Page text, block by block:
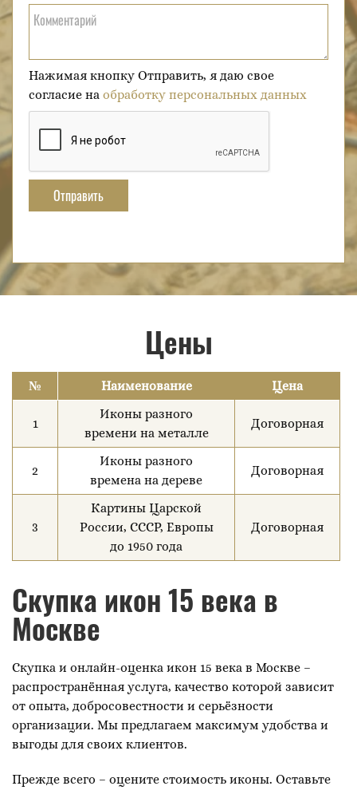
Комментарий
Нажимая кнопку Отправить, я даю свое
согласие на обработку персональных данных
Отправить
Цены
№ Наименование Цена
1
Иконы разного
времени на металле
Договорная
2
Иконы разного
времена на дереве
Договорная
3
Картины Царской
России, СССР, Европы
до 1950 года
Договорная
Скупка икон 15 века в
Москве
Скупка и онлайн-оценка икон 15 века в Москве –
распространённая услуга, качество которой зависит
от опыта, добросовестности и серьёзности
организации. Мы предлагаем максимум удобства и
выгоды для своих клиентов.
Прежде всего – оцените стоимость иконы. Оставьте